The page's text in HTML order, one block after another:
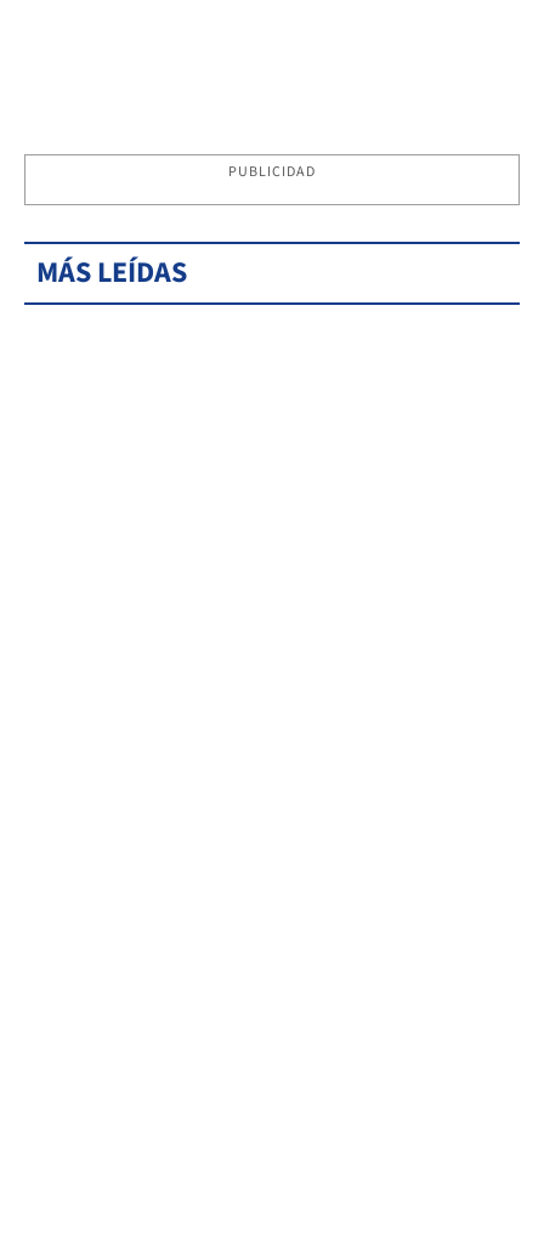
PUBLICIDAD
MÁS LEÍDAS